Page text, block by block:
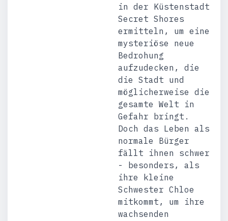
in der Küstenstadt
Secret Shores
ermitteln, um eine
mysteriöse neue
Bedrohung
aufzudecken, die
die Stadt und
möglicherweise die
gesamte Welt in
Gefahr bringt.
Doch das Leben als
normale Bürger
fällt ihnen schwer
- besonders, als
ihre kleine
Schwester Chloe
mitkommt, um ihre
wachsenden